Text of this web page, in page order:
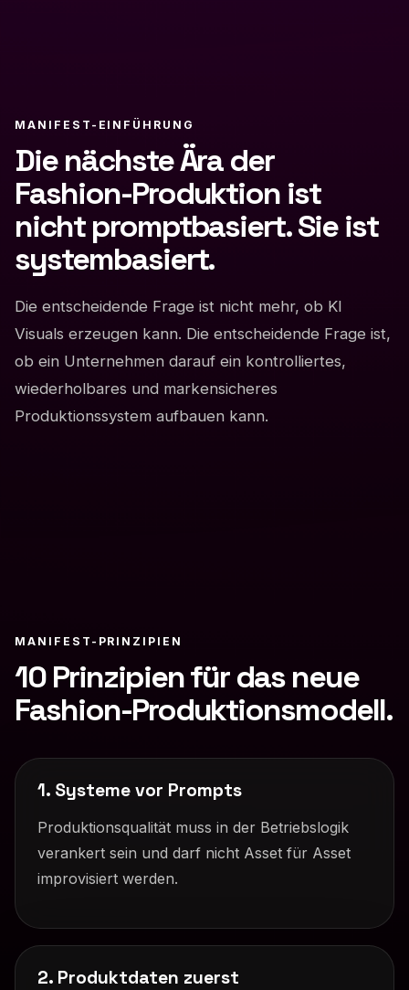
MANIFEST-EINFÜHRUNG
Die nächste Ära der
Fashion-Produktion ist
nicht promptbasiert. Sie ist
systembasiert.
Die entscheidende Frage ist nicht mehr, ob KI
Visuals erzeugen kann. Die entscheidende Frage ist,
ob ein Unternehmen darauf ein kontrolliertes,
wiederholbares und markensicheres
Produktionssystem aufbauen kann.
MANIFEST-PRINZIPIEN
10 Prinzipien für das neue
Fashion-Produktionsmodell.
1. Systeme vor Prompts
Produktionsqualität muss in der Betriebslogik
verankert sein und darf nicht Asset für Asset
improvisiert werden.
2. Produktdaten zuerst